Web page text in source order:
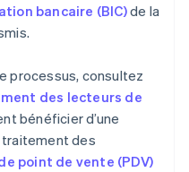
bancaire (BIC)de la
processus, consultez
des lecteurs de
bénéficier d’une
des
point de vente (PDV)